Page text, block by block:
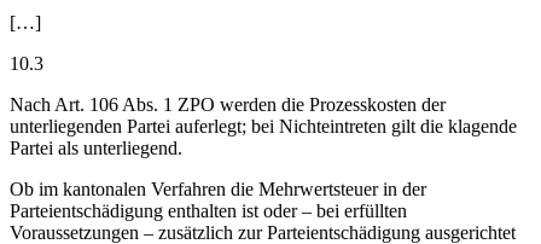
[…]
10.3
Nach Art. 106 Abs. 1 ZPO werden die Prozesskosten der
unterliegenden Partei auferlegt; bei Nichteintreten gilt die klagende
Partei als unterliegend.
Ob im kantonalen Verfahren die Mehrwertsteuer in der
Parteientschädigung enthalten ist oder – bei erfüllten
Voraussetzungen – zusätzlich zur Parteientschädigung ausgerichtet